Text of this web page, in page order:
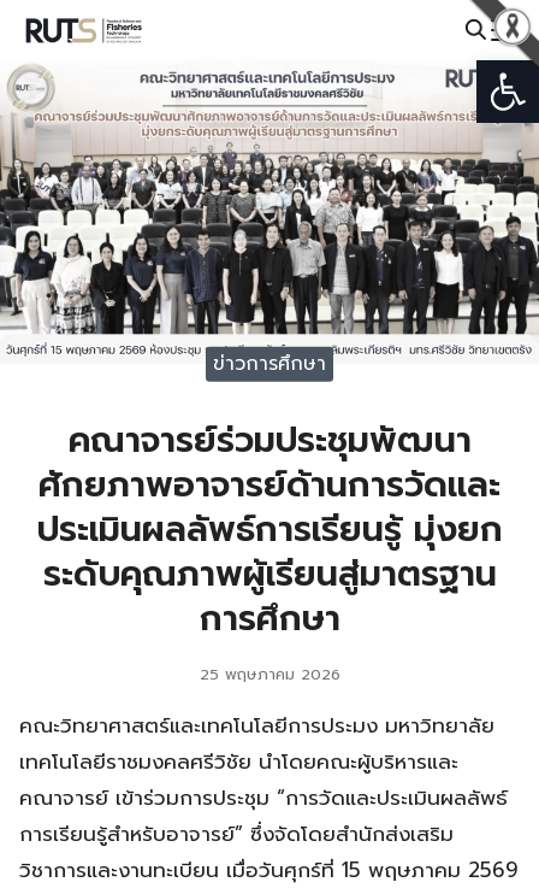
Skip
content
Search
for:
ข่าวการศึกษา
คณาจารย์ร่วมประชุมพัฒนา
ศักยภาพอาจารย์ด้านการวัดและ
ประเมินผลลัพธ์การเรียนรู้ มุ่งยก
ระดับคุณภาพผู้เรียนสู่มาตรฐาน
การศึกษา
25 พฤษภาคม 2026
คณะวิทยาศาสตร์และเทคโนโลยีการประมง มหาวิทยาลัย
เทคโนโลยีราชมงคลศรีวิชัย นำโดยคณะผู้บริหารและ
คณาจารย์ เข้าร่วมการประชุม “การวัดและประเมินผลลัพธ์
การเรียนรู้สำหรับอาจารย์” ซึ่งจัดโดยสำนักส่งเสริม
วิชาการและงานทะเบียน เมื่อวันศุกร์ที่ 15 พฤษภาคม 2569